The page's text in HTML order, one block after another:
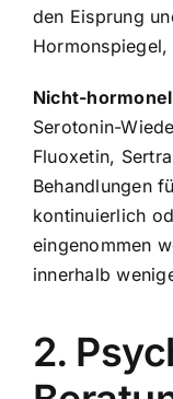
den Eisprung
Nicht-
Serotonin-
Fluoxetin,
Behandlungen
kontinuierlich
eingenommen
innerhalb
2.